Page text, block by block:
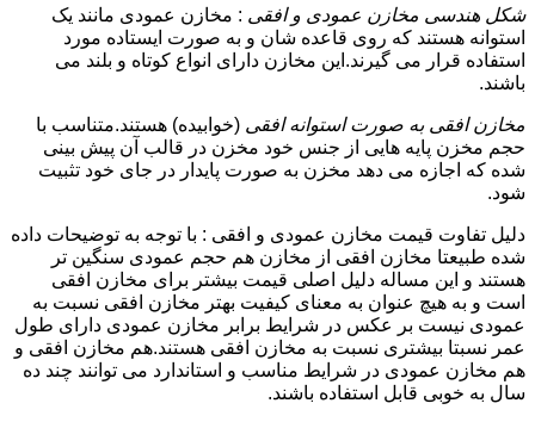
شکل هندسی مخازن عمودی و افقی : مخازن عمودی مانند یک
استوانه هستند که روی قاعده شان و به صورت ایستاده مورد
استفاده قرار می گیرند.این مخازن دارای انواع کوتاه و بلند می
باشند.
مخازن افقی به صورت استوانه افقی (خوابیده) هستند.متناسب با
حجم مخزن پایه هایی از جنس خود مخزن در قالب آن پیش بینی
شده که اجازه می دهد مخزن به صورت پایدار در جای خود تثبیت
شود.
دلیل تفاوت قیمت مخازن عمودی و افقی : با توجه به توضیحات داده
شده طبیعتا مخازن افقی از مخازن هم حجم عمودی سنگین تر
هستند و این مساله دلیل اصلی قیمت بیشتر برای مخازن افقی
است و به هیچ عنوان به معنای کیفیت بهتر مخازن افقی نسبت به
عمودی نیست بر عکس در شرایط برابر مخازن عمودی دارای طول
عمر نسبتا بیشتری نسبت به مخازن افقی هستند.هم مخازن افقی و
هم مخازن عمودی در شرایط مناسب و استاندارد می توانند چند ده
سال به خوبی قابل استفاده باشند.